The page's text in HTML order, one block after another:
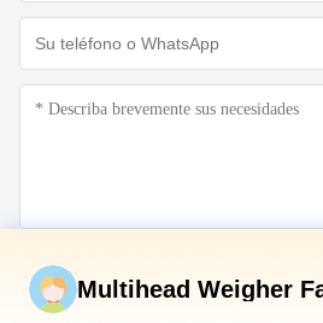
Multihead Weigher